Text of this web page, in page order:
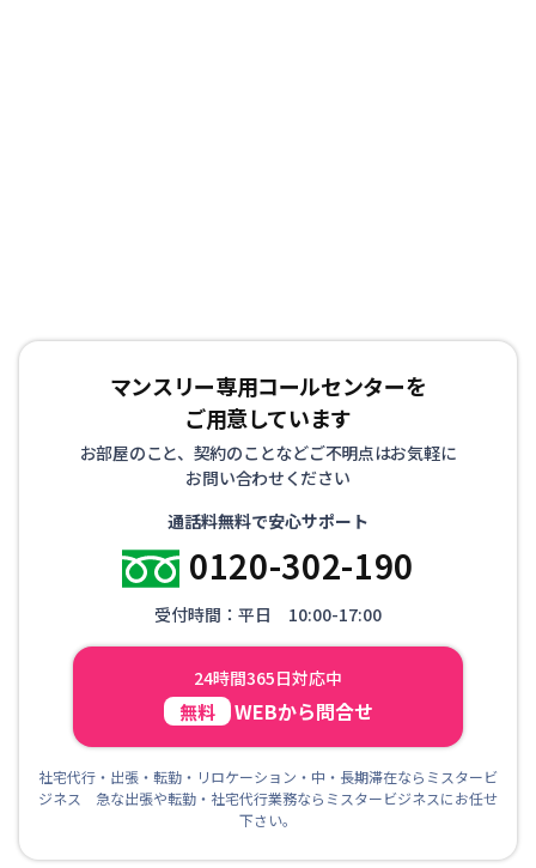
マンスリー専用コールセンターを
ご用意しています
お部屋のこと、契約のことなどご不明点はお気軽に
お問い合わせください
通話料無料で安心サポート
0120-302-190
受付時間：平日 10:00-17:00
24時間365日対応中
無料 WEBから問合せ
社宅代行・出張・転勤・リロケーション・中・長期滞在ならミスタービ
ジネス 急な出張や転勤・社宅代行業務ならミスタービジネスにお任せ
下さい。